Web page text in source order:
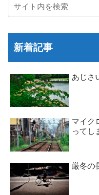
新着記事
あじさ
マイク
ってし
厳冬の